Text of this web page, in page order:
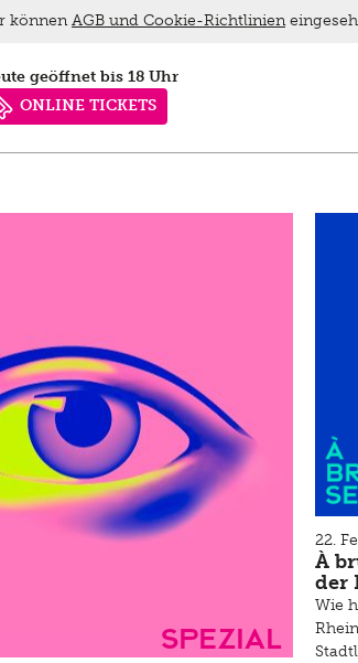
geöffnet bis 18 Uhr
ONLINE TICKETS
Spezial
22.
À
der
Wie
könnenAGB und Cookie-Richtlinien